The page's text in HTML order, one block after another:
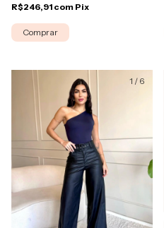
R$246,91 com Pix
Comprar
1 / 6